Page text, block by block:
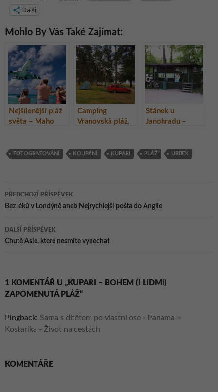
Další
Mohlo By Vás Také Zajímat:
Nejšílenější pláž
světa – Maho
(Svatý Martin)
Camping
Vranovská pláž,
Stánek u
Janohradu –
stanice,
FOTOGRAFOVÁNÍ KOUPÁNÍ KUPARI PLÁŽ URBEX
Navigace
pro
příspěvky
PŘEDCHOZÍ PŘÍSPĚVEK
Bez léků v Londýně aneb Nejrychlejší pošta do Anglie
DALŠÍ PŘÍSPĚVEK
Chutě Asie, které nesmíte vynechat
1 KOMENTÁŘ U „KUPARI – BOHEM (I LIDMI)
ZAPOMENUTÁ PLÁŽ“
Pingback: Sama s dítětem po vlastní ose - Panama +
Kostarika - Život na cestách
KOMENTÁŘE